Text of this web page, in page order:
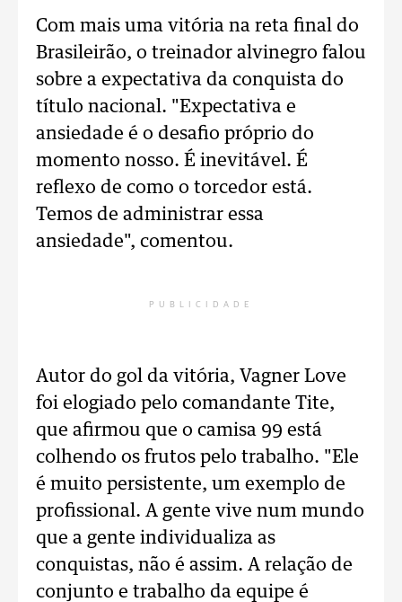
Com mais uma vitória na reta final do
Brasileirão, o treinador alvinegro falou
sobre a expectativa da conquista do
título nacional. "Expectativa e
ansiedade é o desafio próprio do
momento nosso. É inevitável. É
reflexo de como o torcedor está.
Temos de administrar essa
ansiedade", comentou.
PUBLICIDADE
Autor do gol da vitória, Vagner Love
foi elogiado pelo comandante Tite,
que afirmou que o camisa 99 está
colhendo os frutos pelo trabalho. "Ele
é muito persistente, um exemplo de
profissional. A gente vive num mundo
que a gente individualiza as
conquistas, não é assim. A relação de
conjunto e trabalho da equipe é